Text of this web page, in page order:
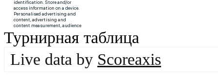
Турнирная таблица
Live data by Scoreaxis